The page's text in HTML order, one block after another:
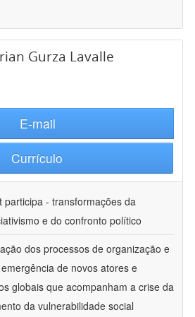
Gurza Lavalle
E-mail
Currículo
participa - transformações da
e do confronto político
dos processos de organização e
de novos atores e
globais que acompanham a crise da
da vulnerabilidade social